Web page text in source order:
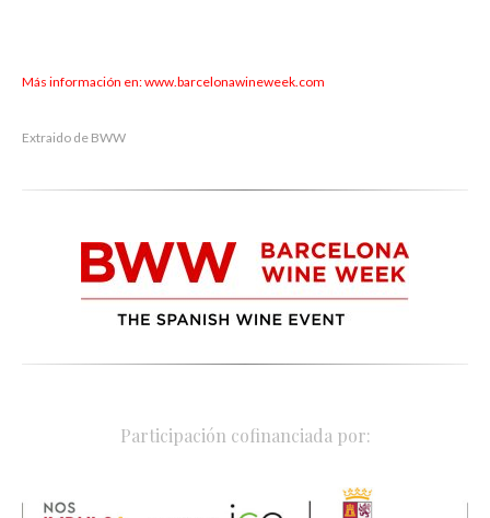
Más información en:www.barcelonawineweek.com
Extraido de BWW
Participación cofinanciada por: